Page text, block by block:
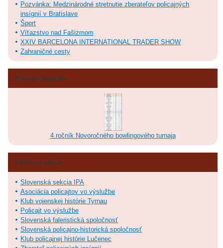
Pozvánka: Medzinárodné stretnutie zberateľov policajných
insígnií v Bratislave
Šport
Víťazstvo nad Fašizmom
XXIV BARCELONA INTERNATIONAL TRADER SHOW
Zahraničné cesty
Posledné fotografie
4.ročník Novoročného bowlingového turnaja
Obľúbené odkazy
Slovenská sekcia IPA
Asociácia policajtov vo výslužbe
Klub vojenskej histórie Tyrnau
Policajt vo výslužbe
Slovenská faleristická spoločnosť
Slovenská policajno-historická spoločnosť
Klub policajnej histórie Lučenec